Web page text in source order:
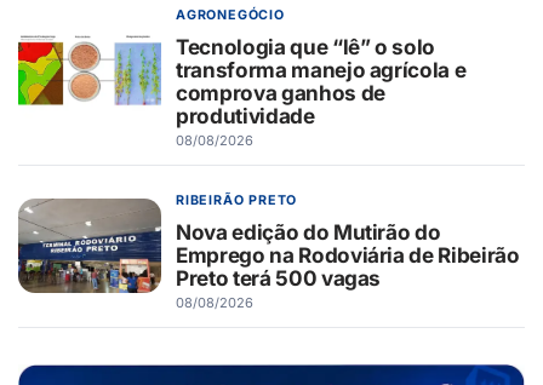
AGRONEGÓCIO
Tecnologia que “lê” o solo
transforma manejo agrícola e
comprova ganhos de
produtividade
08/08/2026
RIBEIRÃO PRETO
Nova edição do Mutirão do
Emprego na Rodoviária de Ribeirão
Preto terá 500 vagas
08/08/2026